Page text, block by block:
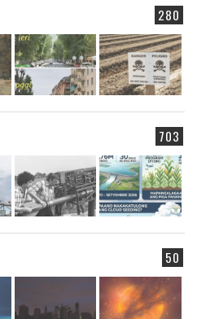
280
703
50